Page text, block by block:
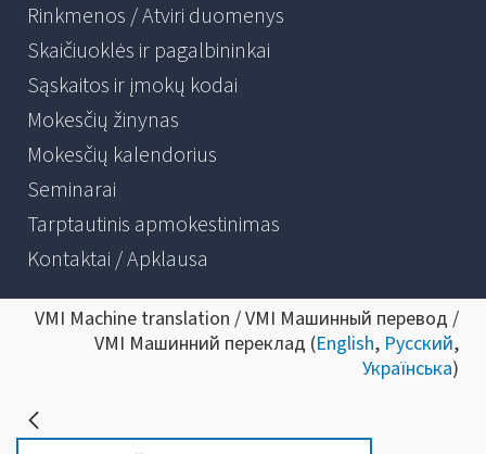
Rinkmenos / Atviri duomenys
Skaičiuoklės ir pagalbininkai
Sąskaitos ir įmokų kodai
Mokesčių žinynas
Mokesčių kalendorius
Seminarai
Tarptautinis apmokestinimas
Kontaktai / Apklausa
VMI Machine translation / VMI Машинный перевод /
VMI Машинний переклад (English, Русский,
Українська)